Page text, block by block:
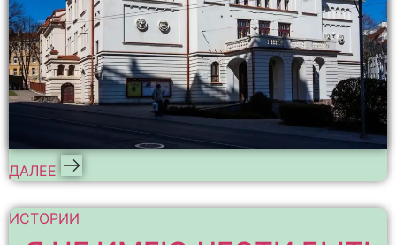
ДАЛЕЕ
ИСТОРИИ